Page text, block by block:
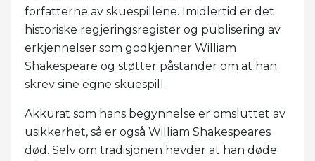
forfatterne av skuespillene. Imidlertid er det
historiske regjeringsregister og publisering av
erkjennelser som godkjenner William
Shakespeare og støtter påstander om at han
skrev sine egne skuespill.
Akkurat som hans begynnelse er omsluttet av
usikkerhet, så er også William Shakespeares
død. Selv om tradisjonen hevder at han døde